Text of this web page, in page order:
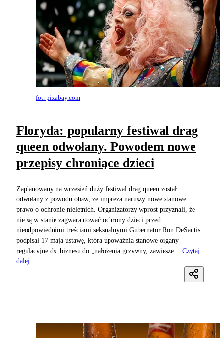
fot. pixabay.com
Floryda: popularny festiwal drag
queen odwołany. Powodem nowe
przepisy chroniące dzieci
Zaplanowany na wrzesień duży festiwal drag queen został
odwołany z powodu obaw, że impreza naruszy nowe stanowe
prawo o ochronie nieletnich. Organizatorzy wprost przyznali, że
nie są w stanie zagwarantować ochrony dzieci przed
nieodpowiednimi treściami seksualnymi.Gubernator Ron DeSantis
podpisał 17 maja ustawę, która upoważnia stanowe organy
regulacyjne ds. biznesu do „nałożenia grzywny, zawiesze...
Czytaj
dalej